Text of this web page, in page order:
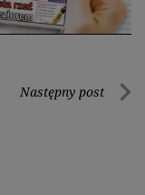
Następny post